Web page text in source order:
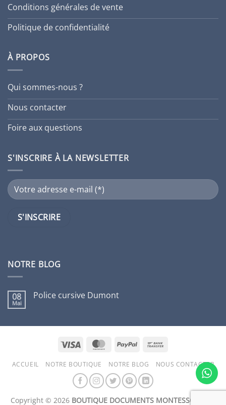
Conditions générales de vente
Politique de confidentialité
À PROPOS
Qui sommes-nous ?
Nous contacter
Foire aux questions
S'INSCRIRE À LA NEWSLETTER
NOTRE BLOG
08
Mai
Police cursive Dumont
Police
Visa MasterCardPayPal
ACCUEIL NOTRE BOUTIQUE NOTRE BLOG NOUS CONTACTER
Copyright © 2026 BOUTIQUE DOCUMENTS MONTESSORI Inc.